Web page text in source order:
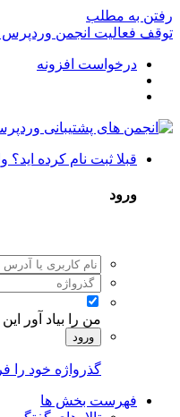
رفتن به مطلب
توقف فعالیت انجمن وردپرس
درخواست افزونه
قبلا ثبت نام کرده اید؟
ورود
من را بیاد آور
ورود
گذرواژه خود را
فهرست بخش ها